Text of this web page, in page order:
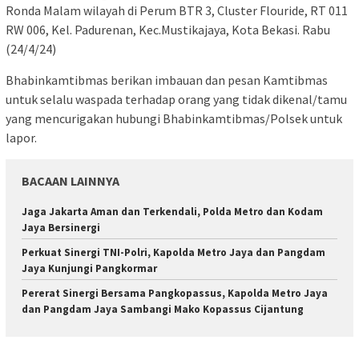
Ronda Malam wilayah di Perum BTR 3, Cluster Flouride, RT 011
RW 006, Kel. Padurenan, Kec.Mustikajaya, Kota Bekasi. Rabu
(24/4/24)
Bhabinkamtibmas berikan imbauan dan pesan Kamtibmas
untuk selalu waspada terhadap orang yang tidak dikenal/tamu
yang mencurigakan hubungi Bhabinkamtibmas/Polsek untuk
lapor.
BACAAN LAINNYA
Jaga Jakarta Aman dan Terkendali, Polda Metro dan Kodam
Jaya Bersinergi
Perkuat Sinergi TNI-Polri, Kapolda Metro Jaya dan Pangdam
Jaya Kunjungi Pangkormar
Pererat Sinergi Bersama Pangkopassus, Kapolda Metro Jaya
dan Pangdam Jaya Sambangi Mako Kopassus Cijantung